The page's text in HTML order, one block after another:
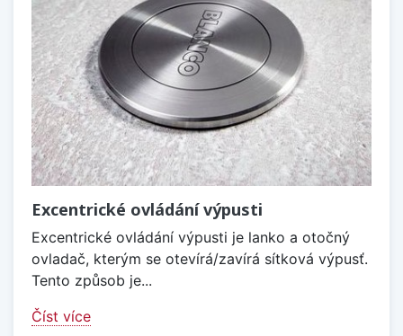
Excentrické ovládání výpusti
Excentrické ovládání výpusti je lanko a otočný
ovladač, kterým se otevírá/zavírá sítková výpusť.
Tento způsob je...
Číst více